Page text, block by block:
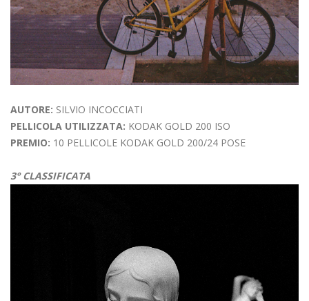
AUTORE: SILVIO INCOCCIATI
PELLICOLA UTILIZZATA: KODAK GOLD 200 ISO
PREMIO: 10 PELLICOLE KODAK GOLD 200/24 POSE
3° CLASSIFICATA